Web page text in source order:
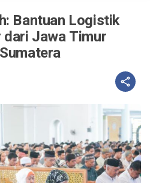
Bantuan Logistik
Jawa Timur